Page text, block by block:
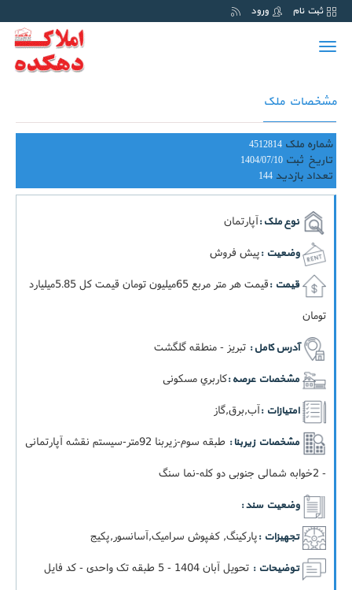
ثبت نام ورود
Toggle
مشخصات ملک
شماره ملک 4512814
تاریخ ثبت 1404/07/10
تعداد بازدید 144
نوع ملک :آپارتمان
وضعیت :پیش فروش
قیمت :
قيمت هر متر مربع 65ميليون تومان قيمت کل 5.85ميليارد
تومان
آدرس کامل : تبریز - منطقه گلگشت
مشخصات عرصه :کاربري مسکونی
امتیازات :آب,برق,گاز
مشخصات زیربنا :
طبقه سوم-زيربنا 92متر-سيستم نقشه آپارتمانی
- 2خوابه شمالی جنوبی دو کله-نما سنگ
وضعیت سند :
تجهیزات :پارکینگ, کفپوش سرامیک,آسانسور,پکيج
توضیحات :
تحویل آبان 1404 - 5 طبقه تک واحدی - کد فایل